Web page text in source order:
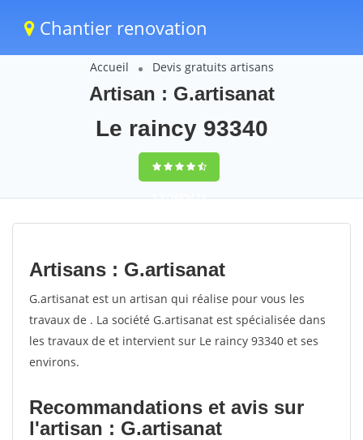
Chantier renovation
Accueil Devis gratuits artisans
Artisan : G.artisanat
Le raincy 93340
9,5(100%)74
votes
Artisans : G.artisanat
G.artisanat est un artisan qui réalise pour vous les
travaux de . La société G.artisanat est spécialisée dans
les travaux de et intervient sur Le raincy 93340 et ses
environs.
Recommandations et avis sur
l'artisan : G.artisanat